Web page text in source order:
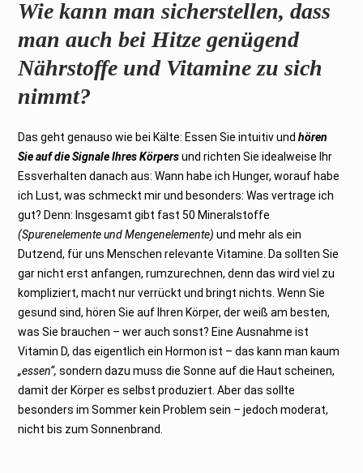
Wie kann man sicherstellen, dass
man auch bei Hitze genügend
Nährstoffe und Vitamine zu sich
nimmt?
Das geht genauso wie bei Kälte: Essen Sie intuitiv undhören
Sie auf die Signale Ihres Körpersund richten Sie idealweise Ihr
Essverhalten danach aus: Wann habe ich Hunger, worauf habe
ich Lust, was schmeckt mir und besonders: Was vertrage ich
gut? Denn: Insgesamt gibt fast 50 Mineralstoffe
(Spurenelemente und Mengenelemente) und mehr als ein
Dutzend, für uns Menschen relevante Vitamine. Da sollten Sie
gar nicht erst anfangen, rumzurechnen, denn das wird viel zu
kompliziert, macht nur verrückt und bringt nichts. Wenn Sie
gesund sind, hören Sie auf Ihren Körper, der weiß am besten,
was Sie brauchen – wer auch sonst? Eine Ausnahme ist
Vitamin D, das eigentlich ein Hormon ist – das kann man kaum
„essen“, sondern dazu muss die Sonne auf die Haut scheinen,
damit der Körper es selbst produziert. Aber das sollte
besonders im Sommer kein Problem sein – jedoch moderat,
nicht bis zum Sonnenbrand.